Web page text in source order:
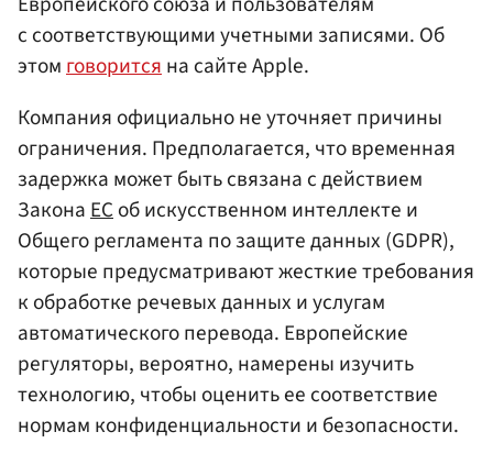
с соответствующими учетными записями. Об
этомговоритсяна сайте Apple.
Компания официально не уточняет причины
ограничения. Предполагается, что временная
задержка может быть связана с действием
ЗаконаЕСоб искусственном интеллекте и
Общего регламента по защите данных (GDPR),
которые предусматривают жесткие требования
к обработке речевых данных и услугам
автоматического перевода. Европейские
регуляторы, вероятно, намерены изучить
технологию, чтобы оценить ее соответствие
нормам конфиденциальности и безопасности.